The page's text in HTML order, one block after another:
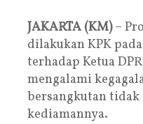
JAKARTA (KM)–
dilakukan KPK
terhadap Ketua
mengalami
bersangkutan tidak
kediamannya.